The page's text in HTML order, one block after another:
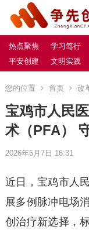
热点聚焦 学习笃行
平安创建
文明实践
您的位置 首页 改
宝鸡市人民
术（PFA）
2026年5月7日 16:31
近日，宝鸡市人
展多例脉冲电场
创治疗新选择，